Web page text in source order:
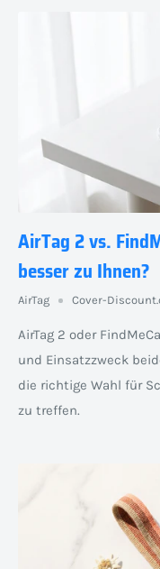
AirTag 2 vs.
besser zu Ihnen?
AirTag Cover-
AirTag 2 oder
und Einsatzzweck
die richtige Wahl für
zu treffen.